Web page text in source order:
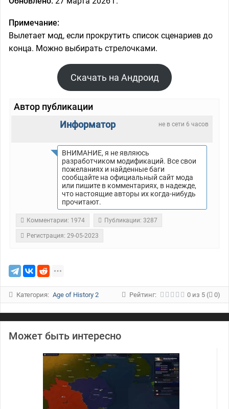
Примечание:
Вылетает мод, если прокрутить список сценариев до
конца. Можно выбирать стрелочками.
Скачать на Андроид
Автор публикации
не в сети 6 часов
Информатор
ВНИМАНИЕ, я не являюсь
разработчиком модификаций. Все свои
пожеланиях и найденные баги
сообщайте на официальный сайт мода
или пишите в комментариях, в надежде,
что настоящие авторы их когда-нибудь
прочитают.
Комментарии: 1974 Публикации: 3287
Регистрация: 29-05-2023
Категория: Age of History 2 Рейтинг: 0 из 5 ( 0)
Может быть интересно